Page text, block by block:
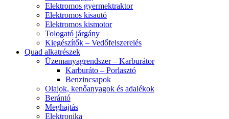
Elektromos gyermektraktor
Elektromos kisautó
Elektromos kismotor
Tologató járgány
Kiegészítők – Vedőfelszerelés
Quad alkatrészek
Üzemanyagrendszer – Karburátor
Karburáto – Porlasztó
Benzincsapok
Olajok, kenőanyagok és adalékok
Berántó
Meghajtás
Elektronika